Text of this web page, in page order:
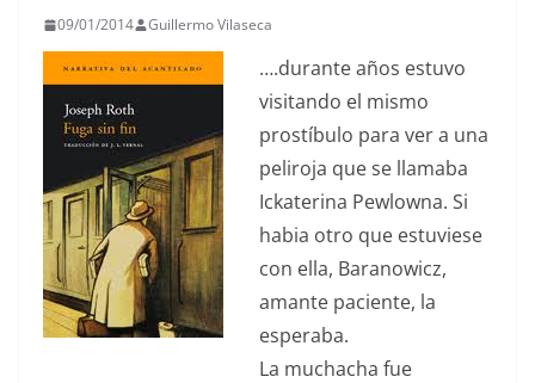
09/01/2014 Guillermo Vilaseca
….durante años estuvo
visitando el mismo
prostíbulo para ver a una
peliroja que se llamaba
Ickaterina Pewlowna. Si
habia otro que estuviese
con ella, Baranowicz,
amante paciente, la
esperaba.
La muchacha fue